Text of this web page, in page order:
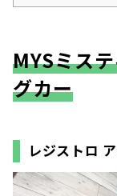
MYSミス
グカー
レジストロ